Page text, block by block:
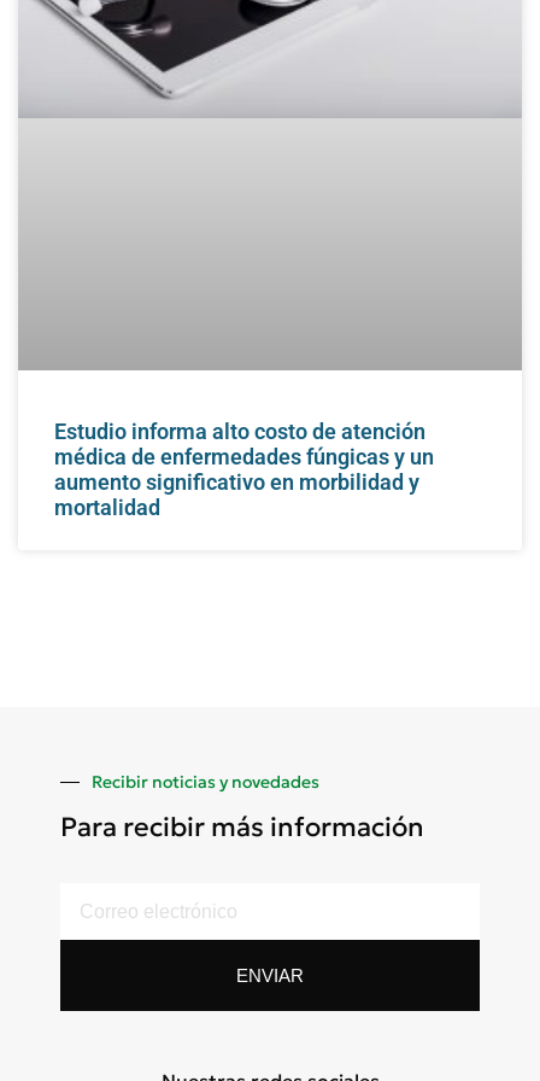
Estudio informa alto costo de atención
médica de enfermedades fúngicas y un
aumento significativo en morbilidad y
mortalidad
Recibir noticias y novedades
Para recibir más información
ENVIAR